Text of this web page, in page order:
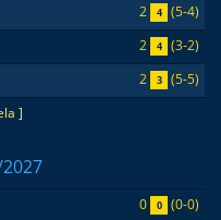
]
2 4
(5-4)
2 4
(3-2)
2 3 (5-5)
0 0
(0-0)